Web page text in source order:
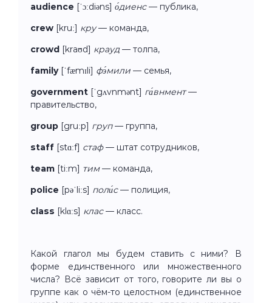
audience [ˈɔːdiəns] о́диенс— публика,
crew [kruː] кру— команда,
crowd [kraʊd] крауд — толпа,
family[ˈfæmɪli] фэ́мили — семья,
government [ˈgʌvnmənt] га́внмент—
правительство,
group [gruːp] груп— группа,
staff [stɑːf] стаф— штат сотрудников,
team [tiːm] тим— команда,
police [pəˈliːs] поли́с— полиция,
class [klɑːs] клас— класс.
Какой глагол мы будем ставить с ними? В
форме единственного или множественного
числа? Всё зависит от того, говорите ли вы о
группе как о чём-то целостном (единственное